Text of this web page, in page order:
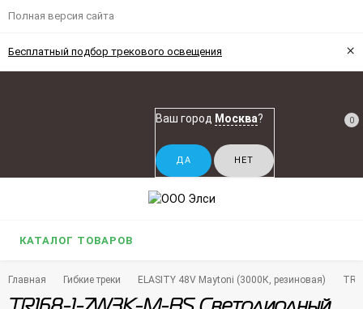
Полная версия сайта
Бесплатный подбор трекового освещения ×
Ваш город Москва? 0
КАТАЛОГ ТОВАРОВ
Главная Гибкие треки ELASITY 48V Maytoni (3000К, резиновая)